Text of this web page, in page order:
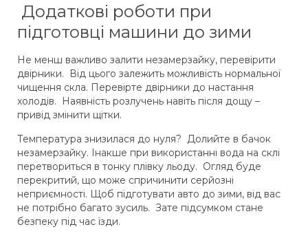
Додаткові роботи при
підготовці машини до зими
Не менш важливо залити незамерзайку, перевірити
двірники. Від цього залежить можливість нормальної
чищення скла. Перевірте двірники до настання
холодів. Наявність розлучень навіть після дощу –
привід змінити щітки.
Температура знизилася до нуля? Долийте в бачок
незамерзайку. Інакше при використанні вода на склі
перетвориться в тонку плівку льоду. Огляд буде
перекритий, що може спричинити серйозні
неприємності. Щоб підготувати авто до зими, від вас
не потрібно багато зусиль. Зате підсумком стане
безпеку під час їзди.